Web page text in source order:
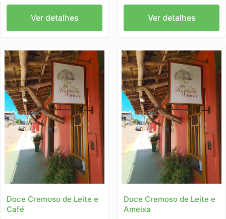
Ver detalhes Ver detalhes
Doce Cremoso de Leite e
Café
Doce Cremoso de Leite e
Ameixa